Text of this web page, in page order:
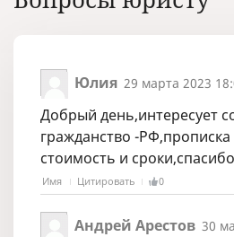
Юлия 29 марта 2023
Добрый день,интересует
гражданство -
стоимость и сроки,спасибо
Имя Цитировать 0
Андрей Арестов 30